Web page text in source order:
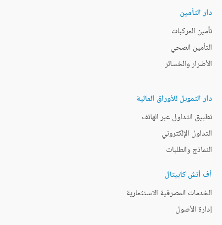
دار التأمين
تأمين المركبات
التأمين الصحي
الأضرار والخسائر
دار التمويل للأوراق المالية
تطبيق التداول عبر الهاتف
التداول الإلكتروني
النماذج والطلبات
أف أتش كابيتال
الخدمات المصرفية الاستثمارية
إدارة الأصول